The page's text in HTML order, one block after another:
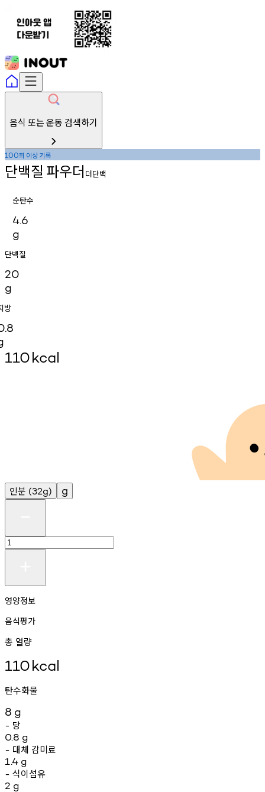
음식 또는 운동 검색하기
100회 이상기록
단백질 파우더 더단백
순탄수
4.6
g
단백질
20
g
방
110kcal
인분 (32g) g
영양정보
음식평가
총 열량
110kcal
탄수화물
8 g
- 당
0.8 g
- 대체 감미료
1.4 g
- 식이섬유
2 g